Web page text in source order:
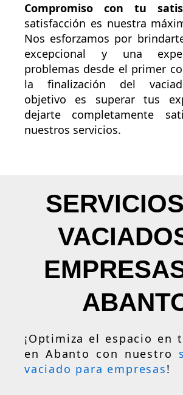
Compromiso con tu
satisfacción es nuestra
Nos esforzamos por
excepcional y una
problemas desde el primer
la finalización del
objetivo es superar tus
dejarte completamente
nuestros servicios.
¡Optimiza el espacio en
en Abanto con nuestro
vaciado para empresas!